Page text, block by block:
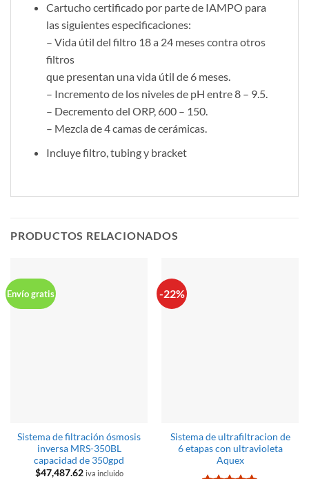
Cartucho certificado por parte de IAMPO para
las siguientes especificaciones:
– Vida útil del filtro 18 a 24 meses contra otros
filtros
que presentan una vida útil de 6 meses.
– Incremento de los niveles de pH entre 8 – 9.5.
– Decremento del ORP, 600 – 150.
– Mezcla de 4 camas de cerámicas.
Incluye filtro, tubing y bracket
PRODUCTOS RELACIONADOS
Envío gratis
Sistema de filtración ósmosis
inversa MRS-350BL
capacidad de 350gpd
$47,487.62 iva incluido
-22%
Sistema de ultrafiltracion de
6 etapas con ultravioleta
Aquex